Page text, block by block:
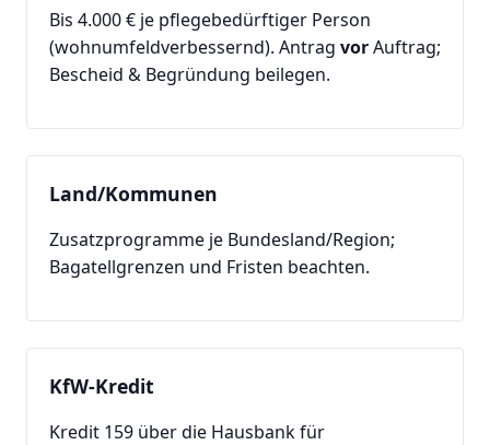
Bis 4.000 € je pflegebedürftiger Person
(wohnumfeldverbessernd). Antrag vorAuftrag;
Bescheid & Begründung beilegen.
Land/Kommunen
Zusatzprogramme je Bundesland/Region;
Bagatellgrenzen und Fristen beachten.
KfW-Kredit
Kredit 159 über die Hausbank für